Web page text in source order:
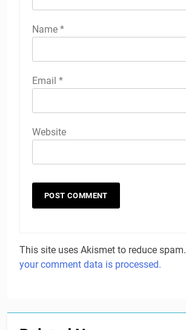
Name *
Email *
Website
This site uses Akismet to reduce spam.
your comment data is processed.